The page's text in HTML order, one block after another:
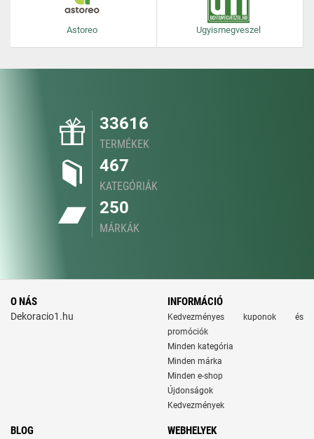
Astoreo Ugyismegveszel
33616
TERMÉKEK
467
KATEGÓRIÁK
250
MÁRKÁK
O NÁS
Dekoracio1.hu
INFORMÁCIÓ
Kedvezményes kuponok és
promóciók
Minden kategória
Minden márka
Minden e-shop
Újdonságok
Kedvezmények
BLOG WEBHELYEK